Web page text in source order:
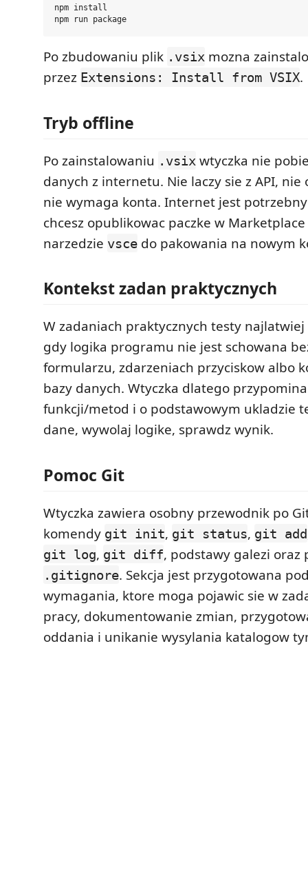
npm install
Po zbudowaniu plik .vsix mozna
przez Extensions: Install from VSIX.
Tryb offline
Po zainstalowaniu .vsix wtyczka nie
danych z internetu. Nie laczy sie z API,
nie wymaga konta. Internet jest
chcesz opublikowac paczke w
narzedzie vsce do pakowania na nowym
Kontekst zadan praktycznych
W zadaniach praktycznych testy
gdy logika programu nie jest schowana
formularzu, zdarzeniach przyciskow albo
bazy danych. Wtyczka dlatego
funkcji/metod i o podstawowym ukladzie
dane, wywolaj logike, sprawdz wynik.
Pomoc Git
Wtyczka zawiera osobny przewodnik po
komendy git init, git status, git add
git log, git diff, podstawy galezi oraz
.gitignore. Sekcja jest przygotowana
wymagania, ktore moga pojawic sie w
pracy, dokumentowanie zmian,
oddania i unikanie wysylania katalogow